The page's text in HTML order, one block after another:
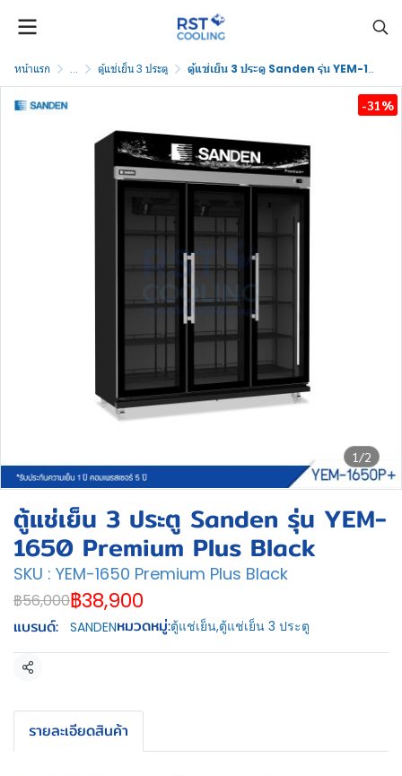
หน้าแรก ... ตู้แช่เย็น 3 ประตู ตู้แช่เย็น 3 ประตู Sanden รุ่น YEM-1650 Premium Plus Black
1/2
-31%
ตู้แช่เย็น 3 ประตู Sanden รุ่น YEM-
1650 Premium Plus Black
SKU : YEM-1650 Premium Plus Black
฿56,000฿38,900
แบรนด์: SANDENหมวดหมู่:ตู้แช่เย็น,ตู้แช่เย็น 3 ประตู
แชร์
รายละเอียดสินค้า